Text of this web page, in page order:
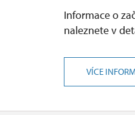
Informace o
naleznete v
VÍCE